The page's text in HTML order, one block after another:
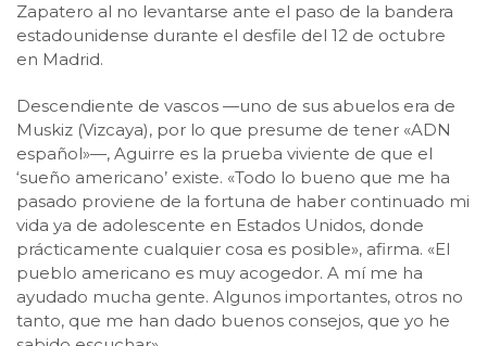
Zapatero al no levantarse ante el paso de la bandera
estadounidense durante el desfile del 12 de octubre
en Madrid.
Descendiente de vascos —uno de sus abuelos era de
Muskiz (Vizcaya), por lo que presume de tener «ADN
español»—, Aguirre es la prueba viviente de que el
‘sueño americano’ existe. «Todo lo bueno que me ha
pasado proviene de la fortuna de haber continuado mi
vida ya de adolescente en Estados Unidos, donde
prácticamente cualquier cosa es posible», afirma. «El
pueblo americano es muy acogedor. A mí me ha
ayudado mucha gente. Algunos importantes, otros no
tanto, que me han dado buenos consejos, que yo he